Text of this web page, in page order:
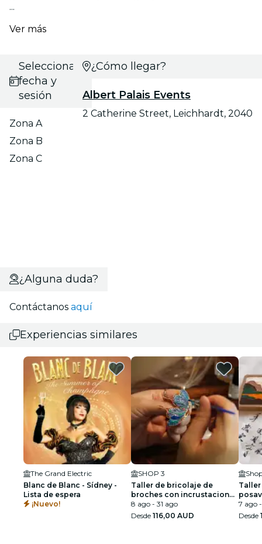
...
Ver más
Selecciona
fecha y
sesión
Zona A
Zona B
Zona C
¿Cómo llegar?
Albert Palais Events
2 Catherine Street, Leichhardt, 2040
¿Alguna duda?
Contáctanos aquí
Experiencias similares
The Grand Electric
Blanc de Blanc - Sídney -
Lista de espera
¡Nuevo!
SHOP 3
Taller de bricolaje de
broches con incrustaciones
de nácar
8 ago - 31 ago
Desde 116,00 AUD
chino
7 ago
Desde